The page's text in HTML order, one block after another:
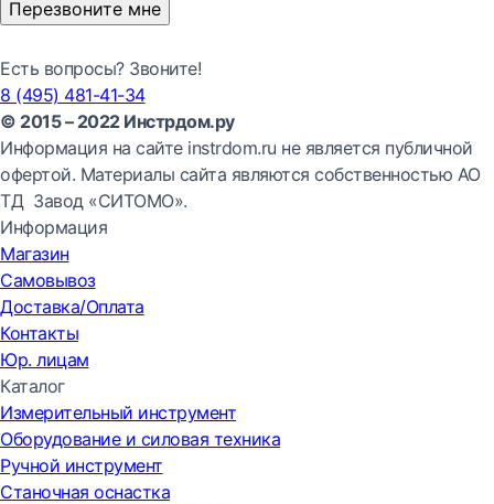
Перезвоните мне
Есть вопросы? Звоните!
8 (495) 481-41-34
© 2015 – 2022 Инстрдом.ру
Информация на сайте instrdom.ru не является публичной
офертой. Материалы сайта являются собственностью АО
ТД Завод «СИТОМО».
Информация
Магазин
Самовывоз
Доставка/Оплата
Контакты
Юр. лицам
Каталог
Измерительный инструмент
Оборудование и силовая техника
Ручной инструмент
Станочная оснастка